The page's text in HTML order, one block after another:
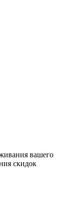
вашего
скидок